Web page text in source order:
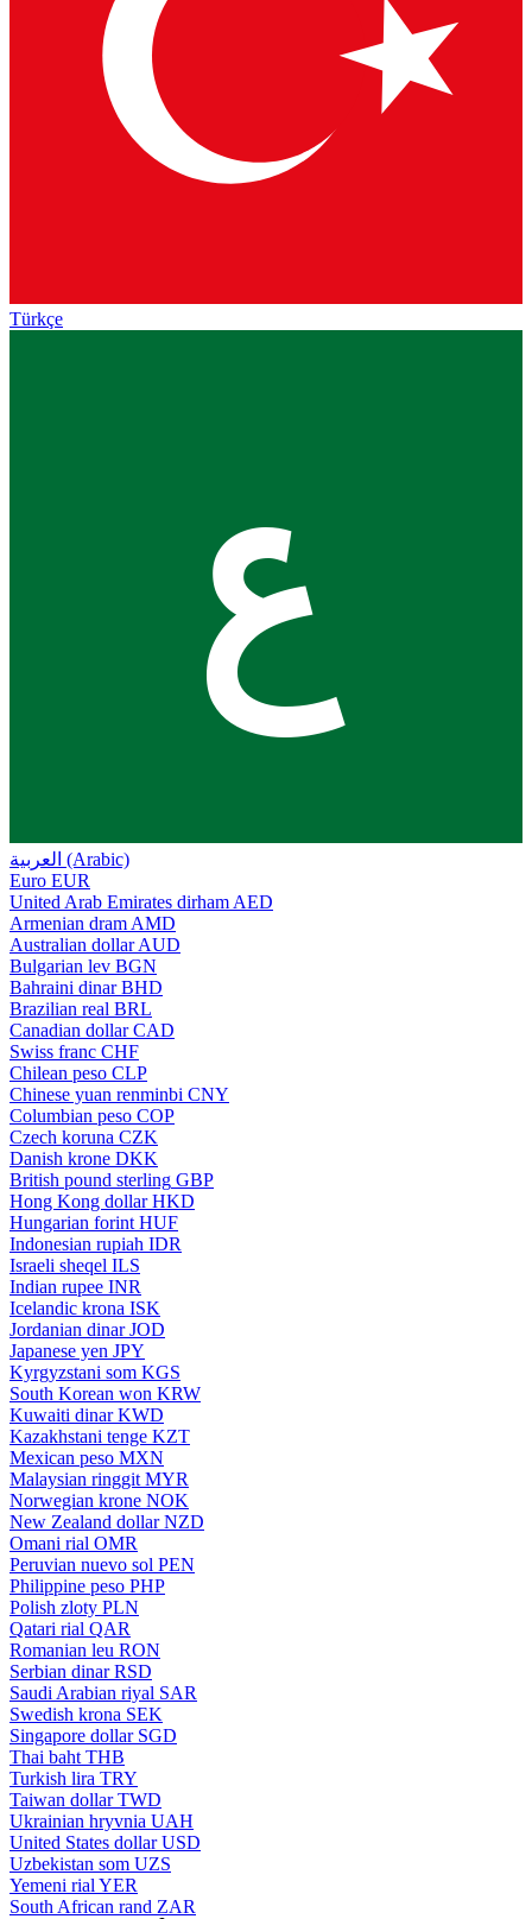
Türkçe
ع
العربية (Arabic)
Euro EUR
United Arab Emirates dirham AED
Armenian dram AMD
Australian dollar AUD
Bulgarian lev BGN
Bahraini dinar BHD
Brazilian real BRL
Canadian dollar CAD
Swiss franc CHF
Chilean peso CLP
Chinese yuan renminbi CNY
Columbian peso COP
Czech koruna CZK
Danish krone DKK
British pound sterling GBP
Hong Kong dollar HKD
Hungarian forint HUF
Indonesian rupiah IDR
Israeli sheqel ILS
Indian rupee INR
Icelandic krona ISK
Jordanian dinar JOD
Japanese yen JPY
Kyrgyzstani som KGS
South Korean won KRW
Kuwaiti dinar KWD
Kazakhstani tenge KZT
Mexican peso MXN
Malaysian ringgit MYR
Norwegian krone NOK
New Zealand dollar NZD
Omani rial OMR
Peruvian nuevo sol PEN
Philippine peso PHP
Polish zloty PLN
Qatari rial QAR
Romanian leu RON
Serbian dinar RSD
Saudi Arabian riyal SAR
Swedish krona SEK
Singapore dollar SGD
Thai baht THB
Turkish lira TRY
Taiwan dollar TWD
Ukrainian hryvnia UAH
United States dollar USD
Uzbekistan som UZS
Yemeni rial YER
South African rand ZAR